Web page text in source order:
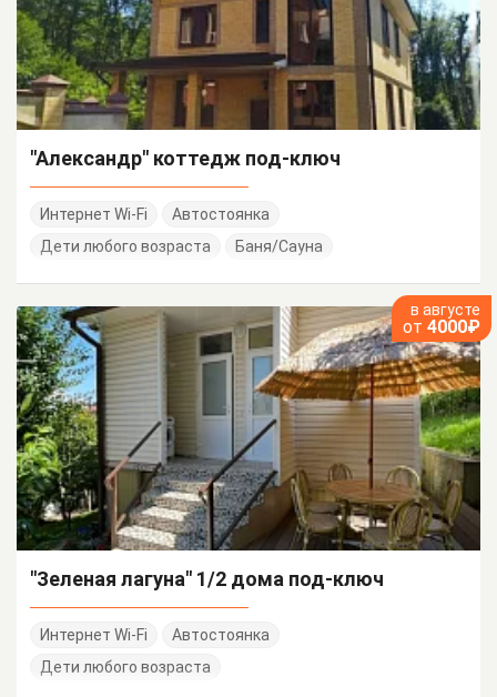
"Александр" коттедж под-ключ
Интернет Wi-Fi
Автостоянка
Дети любого возраста
Баня/Сауна
в августе
от 4000₽
"Зеленая лагуна" 1/2 дома под-ключ
Интернет Wi-Fi
Автостоянка
Дети любого возраста